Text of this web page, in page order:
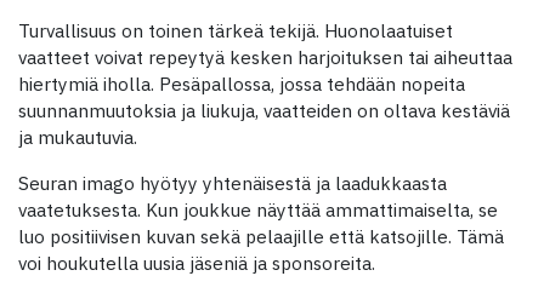
Turvallisuus on toinen tärkeä tekijä. Huonolaatuiset
vaatteet voivat repeytyä kesken harjoituksen tai aiheuttaa
hiertymiä iholla. Pesäpallossa, jossa tehdään nopeita
suunnanmuutoksia ja liukuja, vaatteiden on oltava kestäviä
ja mukautuvia.
Seuran imago hyötyy yhtenäisestä ja laadukkaasta
vaatetuksesta. Kun joukkue näyttää ammattimaiselta, se
luo positiivisen kuvan sekä pelaajille että katsojille. Tämä
voi houkutella uusia jäseniä ja sponsoreita.